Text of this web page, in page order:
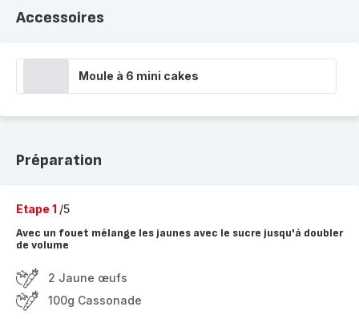
Accessoires
Moule à 6 mini cakes
Préparation
Etape 1 /5
Avec un fouet mélange les jaunes avec le sucre jusqu'à doubler
de volume
2 Jaune œufs
100g Cassonade